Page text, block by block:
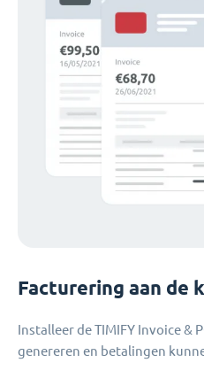
Facturering aan de
Installeer de TIMIFY Invoice &
genereren en betalingen